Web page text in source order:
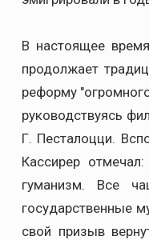
В настоящее
продолжает
реформу
руководствуясь
Г. Песталоцци.
Кассирер
гуманизм. Все
государственные
свой призыв